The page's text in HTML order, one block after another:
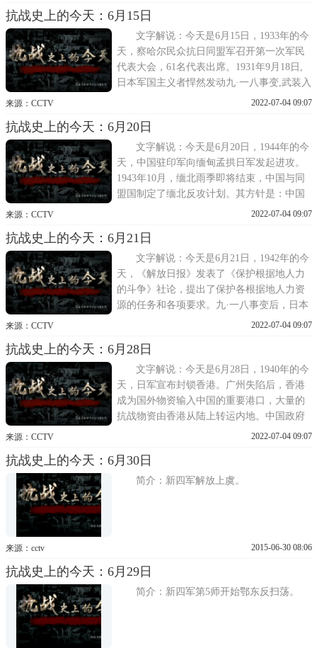
逐步建立。各海外华侨组织及国际友好人士
也纷纷以捐款、捐物的形式支援中国抗战。
宋庆龄领导的保卫
抗战史上的今天：6月15日
文字解说：今天是6月15日，1933年的今
天，察哈尔民众抗日同盟军召开第一次军民
代表大会，61名代表出席。1931年9月18日,
日本军国主义者悍然发动九·一八事变,武装入
侵中国，迅速侵占东北三省。1933年3月初，
区的同时,纠集伪军先后侵占察东重镇多伦、
沽源，察哈尔全境行将不保。正当日本军国
主义加
来源：CCTV 2022-07-04 09:07
抗战史上的今天：6月20日
文字解说：今天是6月20日，1944年的今
天，中国驻印军向缅甸孟拱日军发起进攻。
1943年10月，缅北雨季即将结束，中国与同
盟国制定了缅北反攻计划。其方针是：中国
驻印军先向缅北进攻，夺取孟拱城、密支那
略军歼灭于曼德勒附近地区。孟拱城位于孟
拱河、南因河汇流处，与密支那、甘马因互
为犄角，是缅
来源：CCTV 2022-07-04 09:07
抗战史上的今天：6月21日
文字解说：今天是6月21日，1942年的今
天，《解放日报》发表了《保护根据地人力
的斗争》社论，提出了保护各根据地人力资
源的任务和各项要求。九·一八事变后，日本
军国主义者不断招募大量华工赴东北作苦
军全面侵华后，日本侵略者陆续在塘沽、石
家庄、济南、青岛等地设置劳工收容所或训
练营，有计划地掠
来源：CCTV 2022-07-04 09:07
抗战史上的今天：6月28日
文字解说：今天是6月28日，1940年的今
天，日军宣布封锁香港。广州失陷后，香港
成为国外物资输入中国的重要港口，大量的
抗战物资由香港从陆上转运内地。中国政府
和中国共产党在香港设立了许多联络国际支
要求英国政府关闭滇缅公路和香港边界。6月
28日，日军宣布封锁香港。自此，香港与内
来源：CCTV 2022-07-04 09:07
抗战史上的今天：6月30日
简介：新四军解放上虞。
来源：cctv 2015-06-30 08:06
抗战史上的今天：6月29日
简介：新四军第5师开始鄂东反扫荡。